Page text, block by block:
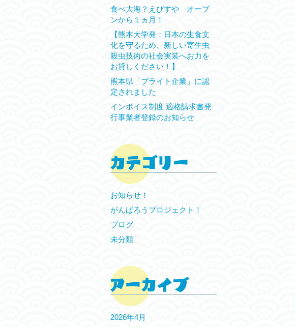
食べ大海？えびすや オープ
ンから１ヵ月！
【熊本大学発：日本の生食文
化を守るため、新しい寄生虫
殺虫技術の社会実装へお力を
お貸しください！】
熊本県「ブライト企業」に認
定されました
インボイス制度 適格請求書発
行事業者登録のお知らせ
お知らせ！
がんばろうプロジェクト！
ブログ
未分類
2026年4月